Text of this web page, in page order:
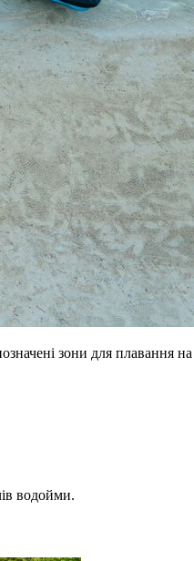
зони для плавання
водойми.